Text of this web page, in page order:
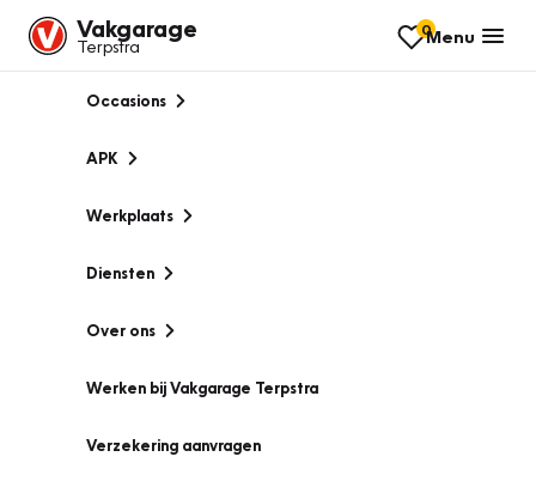
Vakgarage
Terpstra
0Menu
Occasions
APK
Werkplaats
Diensten
Over ons
Werken bij Vakgarage Terpstra
Verzekering aanvragen